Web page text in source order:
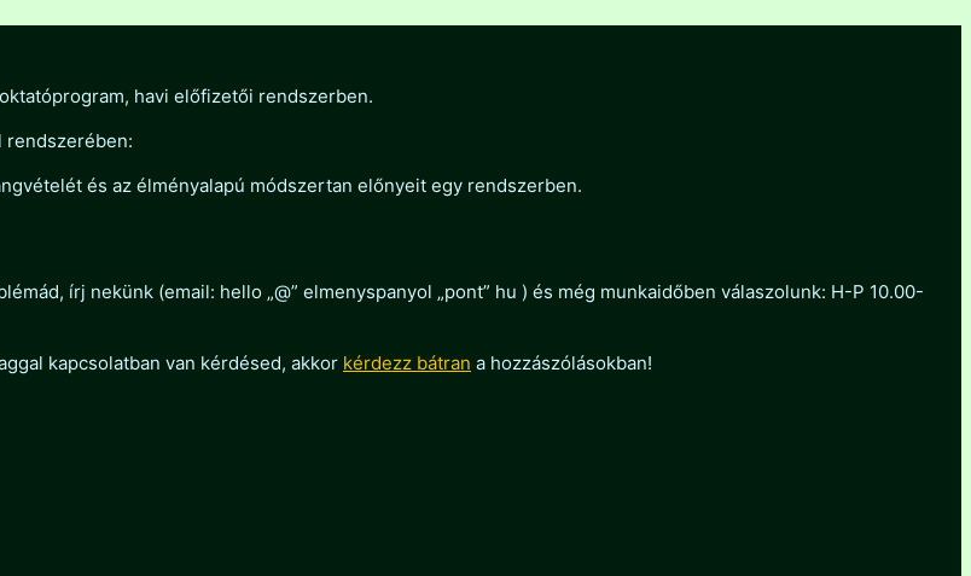
havi előfizetői rendszerben.
rendszerében:
és az élményalapú módszertan előnyeit egy rendszerben.
írj nekünk (email: hello „@” elmenyspanyol „pont” hu ) és még munkaidőben válaszolunk: H-P 10.00-
kapcsolatban van kérdésed, akkor kérdezz bátran a hozzászólásokban!